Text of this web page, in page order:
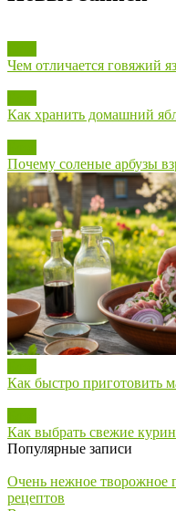
Чем отличается говяжий
Как хранить домашний
Почему соленые арбузы
Как быстро приготовить
Как выбрать свежие
Популярные записи
Очень нежное творожное
рецептов